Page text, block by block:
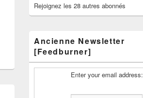
Rejoignez les 28 autres abonnés
Ancienne Newsletter
[Feedburner]
Enter your email address: